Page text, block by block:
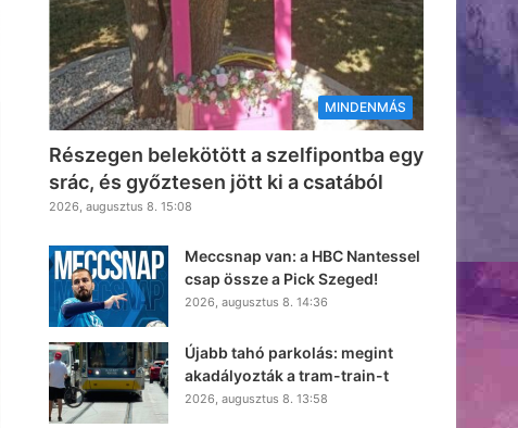
MINDENMÁS
Részegen belekötött a szelfipontba egy
srác, és győztesen jött ki a csatából
2026, augusztus 8. 15:08
Meccsnap van: a HBC Nantessel
csap össze a Pick Szeged!
2026, augusztus 8. 14:36
Újabb tahó parkolás: megint
akadályozták a tram-train-t
2026, augusztus 8. 13:58